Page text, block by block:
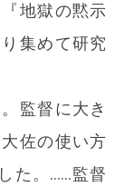
地獄の黙示
集めて研究
監督に大き
佐の使い方
た。……監督